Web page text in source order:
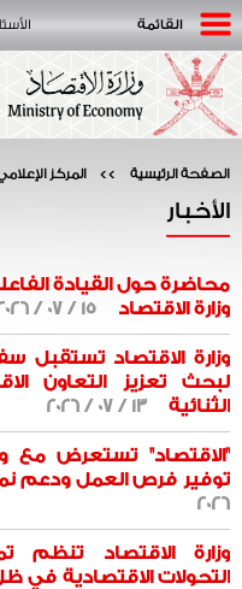
القائمة
الصفحة الرئيسية >> المركز
الأخبار
محاضرة حول القيادة
وزارة الاقتصاد 15 / 07 / 2026
وزارة الاقتصاد تستقبل
لبحث تعزيز التعاون
الثنائية 13 / 07 / 2026
"الاقتصاد" تستعرض مع
توفير فرص العمل ودعم
2026
وزارة الاقتصاد تنظم
التحولات الاقتصادية في